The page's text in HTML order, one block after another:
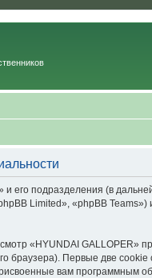
и его подразделения (в
Limited», «phpBB
«HYUNDAI GALLOPER»
браузера). Первые две
вам программным